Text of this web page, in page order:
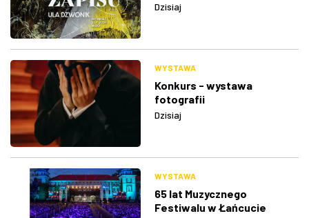
Dzisiaj
WYSTAWA
Konkurs - wystawa
fotografii
Dzisiaj
WYSTAWA
65 lat Muzycznego
Festiwalu w Łańcucie